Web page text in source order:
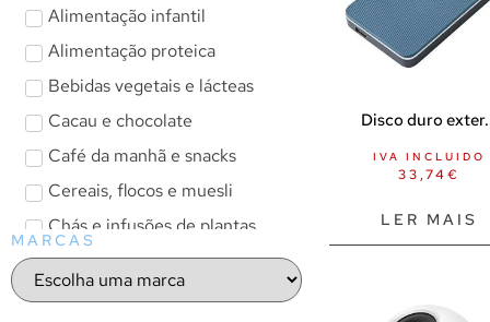
Alimentação infantil
Alimentação proteica
Bebidas vegetais e lácteas
Cacau e chocolate
Café da manhã e snacks
Cereais, flocos e muesli
Chás e infusões de plantas
Chás líquidos
Infusões
MARCAS
Disco duro
33,74€
IVA INCLUIDO
LER MAIS